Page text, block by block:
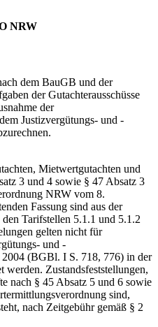
NRW
dem BauGB und der
der Gutachterausschüsse
der
Justizvergütungs- und -
Mietwertgutachten und
3 und 4 sowie § 47 Absatz 3
NRW vom 8.
Fassung sind aus der
Tarifstellen 5.1.1 und 5.1.2
gelten nicht für
und -
2004 (BGBl. I S. 718, 776) in der
werden. Zustandsfeststellungen,
nach § 45 Absatz 5 und 6 sowie
sind,
nach Zeitgebühr gemäß § 2